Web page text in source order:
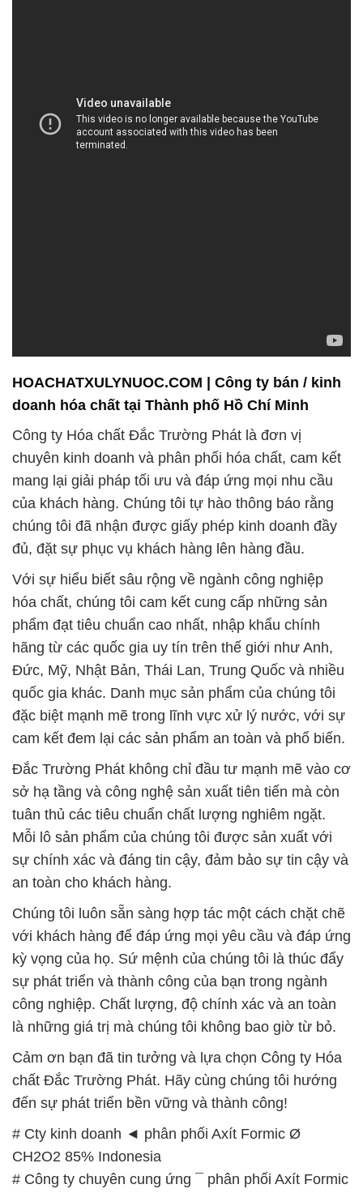
HOACHATXULYNUOC.COM | Công ty bán / kinh
doanh hóa chất tại Thành phố Hồ Chí Minh
Công ty Hóa chất Đắc Trường Phát là đơn vị
chuyên kinh doanh và phân phối hóa chất, cam kết
mang lại giải pháp tối ưu và đáp ứng mọi nhu cầu
của khách hàng. Chúng tôi tự hào thông báo rằng
chúng tôi đã nhận được giấy phép kinh doanh đầy
đủ, đặt sự phục vụ khách hàng lên hàng đầu.
Với sự hiểu biết sâu rộng về ngành công nghiệp
hóa chất, chúng tôi cam kết cung cấp những sản
phẩm đạt tiêu chuẩn cao nhất, nhập khẩu chính
hãng từ các quốc gia uy tín trên thế giới như Anh,
Đức, Mỹ, Nhật Bản, Thái Lan, Trung Quốc và nhiều
quốc gia khác. Danh mục sản phẩm của chúng tôi
đặc biệt mạnh mẽ trong lĩnh vực xử lý nước, với sự
cam kết đem lại các sản phẩm an toàn và phổ biến.
Đắc Trường Phát không chỉ đầu tư mạnh mẽ vào cơ
sở hạ tầng và công nghệ sản xuất tiên tiến mà còn
tuân thủ các tiêu chuẩn chất lượng nghiêm ngặt.
Mỗi lô sản phẩm của chúng tôi được sản xuất với
sự chính xác và đáng tin cậy, đảm bảo sự tin cậy và
an toàn cho khách hàng.
Chúng tôi luôn sẵn sàng hợp tác một cách chặt chẽ
với khách hàng để đáp ứng mọi yêu cầu và đáp ứng
kỳ vọng của họ. Sứ mệnh của chúng tôi là thúc đẩy
sự phát triển và thành công của bạn trong ngành
công nghiệp. Chất lượng, độ chính xác và an toàn
là những giá trị mà chúng tôi không bao giờ từ bỏ.
Cảm ơn bạn đã tin tưởng và lựa chọn Công ty Hóa
chất Đắc Trường Phát. Hãy cùng chúng tôi hướng
đến sự phát triển bền vững và thành công!
# Cty kinh doanh ◄ phân phối Axít Formic Ø
CH2O2 85% Indonesia
# Công ty chuyên cung ứng ¯ phân phối Axít Formic